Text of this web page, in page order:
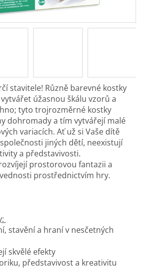
stavitele! Různě barevné kostky
úžasnou škálu vzorů a
tyto trojrozměrné kostky
dohromady a tím vytvářejí malé
variacích. Ať už si Vaše dítě
jiných dětí, neexistují
a představivosti.
prostorovou fantazii a
prostřednictvím hry.
stavění a hraní v nesčetných
skvělé efekty
představivost a kreativitu